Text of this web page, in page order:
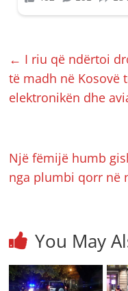
← I riu që ndërtoi
të madh në Kosovë
elektronikën dhe
Një fëmijë humb
nga plumbi qorr në
You May